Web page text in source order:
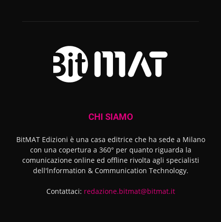
CHI SIAMO
BitMAT Edizioni è una casa editrice che ha sede a Milano
con una copertura a 360° per quanto riguarda la
comunicazione online ed offline rivolta agli specialisti
dell'lnformation & Communication Technology.
Contattaci: redazione.bitmat@bitmat.it